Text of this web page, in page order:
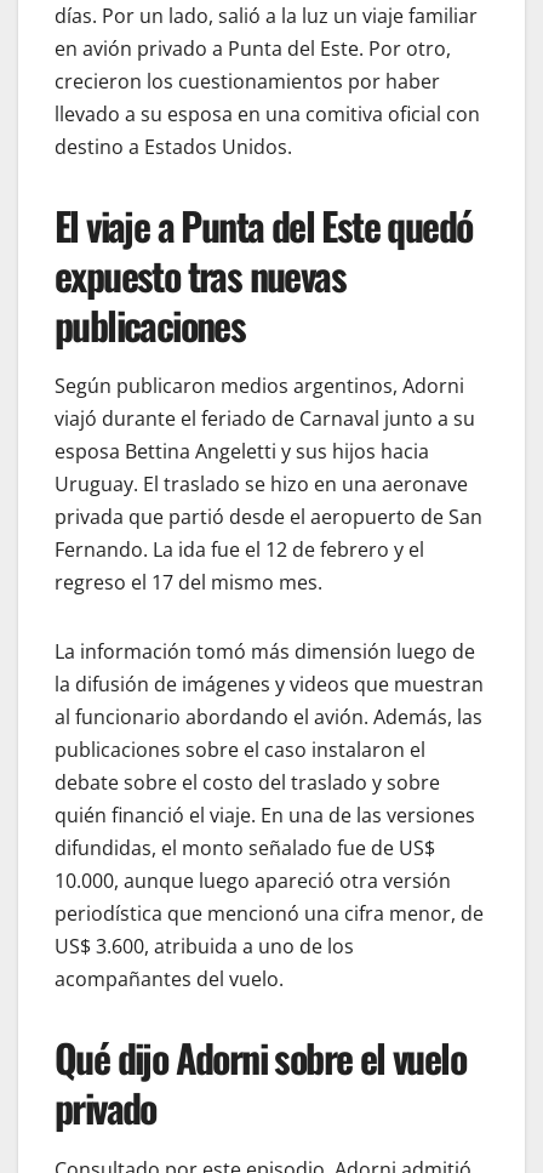
días. Por un lado, salió a la luz un viaje familiar
en avión privado a Punta del Este. Por otro,
crecieron los cuestionamientos por haber
llevado a su esposa en una comitiva oficial con
destino a Estados Unidos.
El viaje a Punta del Este quedó
expuesto tras nuevas
publicaciones
Según publicaron medios argentinos, Adorni
viajó durante el feriado de Carnaval junto a su
esposa Bettina Angeletti y sus hijos hacia
Uruguay. El traslado se hizo en una aeronave
privada que partió desde el aeropuerto de San
Fernando. La ida fue el 12 de febrero y el
regreso el 17 del mismo mes.
La información tomó más dimensión luego de
la difusión de imágenes y videos que muestran
al funcionario abordando el avión. Además, las
publicaciones sobre el caso instalaron el
debate sobre el costo del traslado y sobre
quién financió el viaje. En una de las versiones
difundidas, el monto señalado fue de US$
10.000, aunque luego apareció otra versión
periodística que mencionó una cifra menor, de
US$ 3.600, atribuida a uno de los
acompañantes del vuelo.
Qué dijo Adorni sobre el vuelo
privado